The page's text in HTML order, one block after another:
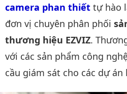
camera phan thiết tự hào
đơn vị chuyên phân phối
thương hiệu EZVIZ.
với các sản phẩm công
cầu giám sát cho các dự